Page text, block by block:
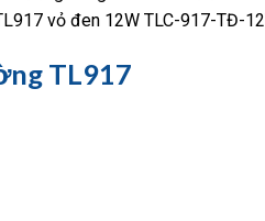
vỏ đen 12W TLC-917-TĐ-
TL917